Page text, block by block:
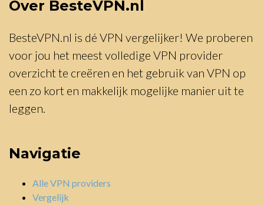
Over BesteVPN.nl
BesteVPN.nl is dé VPN vergelijker! We proberen
voor jou het meest volledige VPN provider
overzicht te creëren en het gebruik van VPN op
een zo kort en makkelijk mogelijke manier uit te
leggen.
Navigatie
Alle VPN providers
Vergelijk